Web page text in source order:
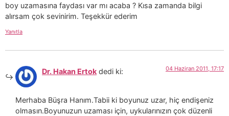
boy uzamasına faydası var mı acaba ? Kısa zamanda bilgi
alırsam çok sevinirim. Teşekkür ederim
Yanıtla
Dr. Hakan Ertok dedi ki: 04 Haziran 2011, 17:17
Merhaba Büşra Hanım.Tabii ki boyunuz uzar, hiç endişeniz
olmasın.Boyunuzun uzaması için, uykularınızın çok düzenli